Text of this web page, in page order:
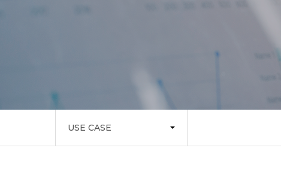
USE CASE